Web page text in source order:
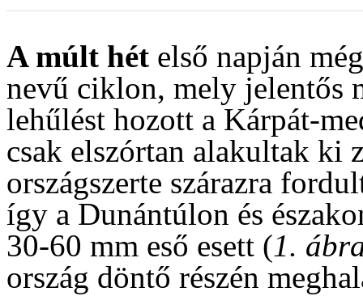
A múlt hét első napján
nevű ciklon, mely jelentős
lehűlést hozott a Kárpát-
csak elszórtan alakultak ki
országszerte szárazra
így a Dunántúlon és
30-60 mm eső esett (1.
ország döntő részén